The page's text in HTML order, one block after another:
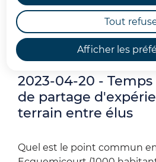
Afficher les
Tout
Accueil
2023-04-20 -
de partage
terrain entre élus
Quel est le point commun